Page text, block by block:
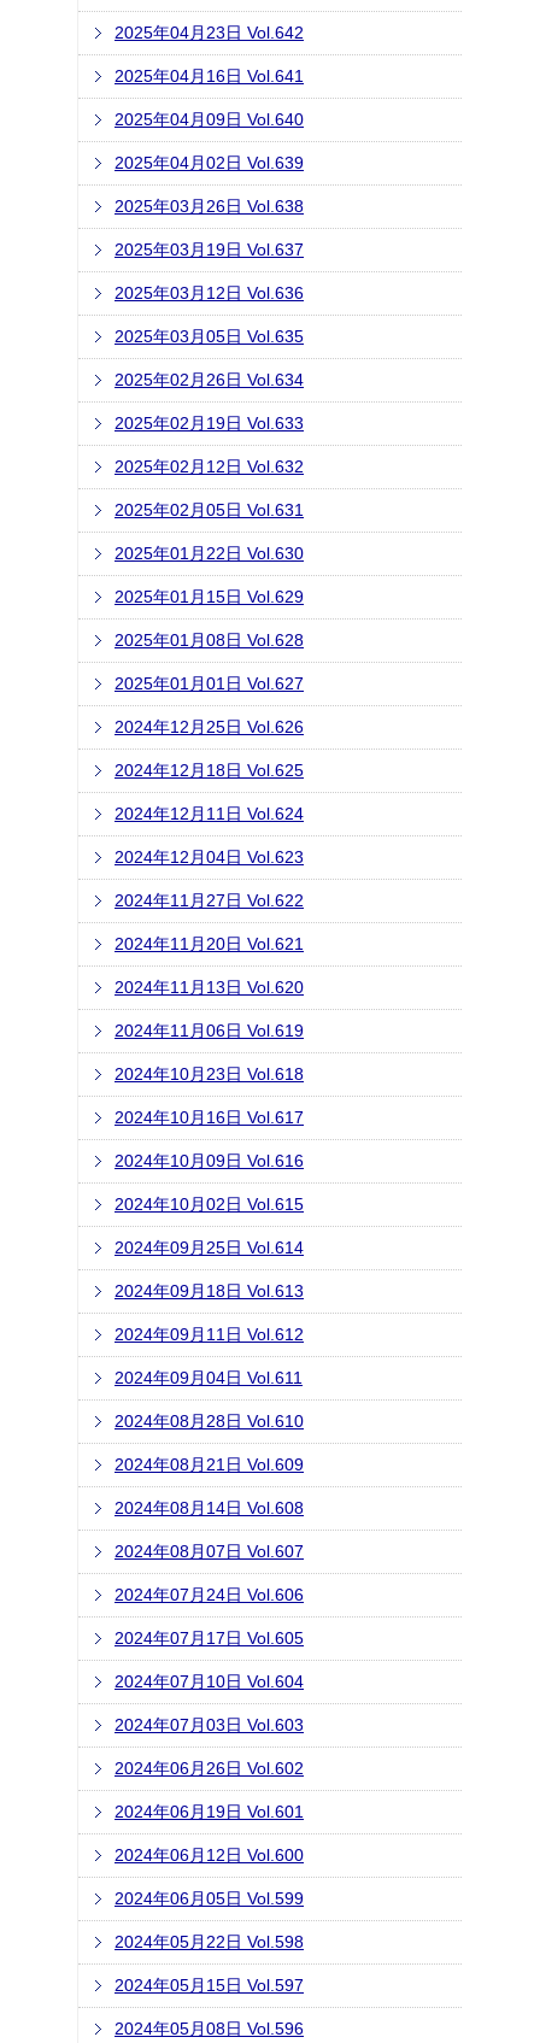
2025年04月23日 Vol.642
2025年04月16日 Vol.641
2025年04月09日 Vol.640
2025年04月02日 Vol.639
2025年03月26日 Vol.638
2025年03月19日 Vol.637
2025年03月12日 Vol.636
2025年03月05日 Vol.635
2025年02月26日 Vol.634
2025年02月19日 Vol.633
2025年02月12日 Vol.632
2025年02月05日 Vol.631
2025年01月22日 Vol.630
2025年01月15日 Vol.629
2025年01月08日 Vol.628
2025年01月01日 Vol.627
2024年12月25日 Vol.626
2024年12月18日 Vol.625
2024年12月11日 Vol.624
2024年12月04日 Vol.623
2024年11月27日 Vol.622
2024年11月20日 Vol.621
2024年11月13日 Vol.620
2024年11月06日 Vol.619
2024年10月23日 Vol.618
2024年10月16日 Vol.617
2024年10月09日 Vol.616
2024年10月02日 Vol.615
2024年09月25日 Vol.614
2024年09月18日 Vol.613
2024年09月11日 Vol.612
2024年09月04日 Vol.611
2024年08月28日 Vol.610
2024年08月21日 Vol.609
2024年08月14日 Vol.608
2024年08月07日 Vol.607
2024年07月24日 Vol.606
2024年07月17日 Vol.605
2024年07月10日 Vol.604
2024年07月03日 Vol.603
2024年06月26日 Vol.602
2024年06月19日 Vol.601
2024年06月12日 Vol.600
2024年06月05日 Vol.599
2024年05月22日 Vol.598
2024年05月15日 Vol.597
2024年05月08日 Vol.596